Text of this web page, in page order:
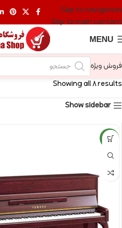
Skip to navigation
Skip to main content
MENU
فروش ویژه
Showing all 8 results
Show sidebar
NEW